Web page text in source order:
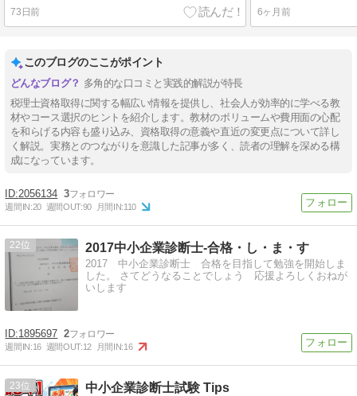
73日前 6ヶ月前
このブログのここがポイント
多角的な口コミと実践的解説が特長
税理士資格取得に関する幅広い情報を提供し、社会人が効率的に学べる教
材やコース選択のヒントを紹介します。教材のボリュームや費用面の心配
を和らげる内容も盛り込み、資格取得の意義や直近の変更点について詳し
く解説。実務とのつながりを意識した記事が多く、読者の理解を深める構
成になっています。
2056134 3
週間IN:20 週間OUT:90 月間IN:110
22 2017中小企業診断士-合格・し・ま・す
2017 中小企業診断士 合格を目指して勉強を開始しま
した。 さてどうなることでしょう 応援よろしくおねが
いします
1895697 2
週間IN:16 週間OUT:12 月間IN:16
23 中小企業診断士試験 Tips